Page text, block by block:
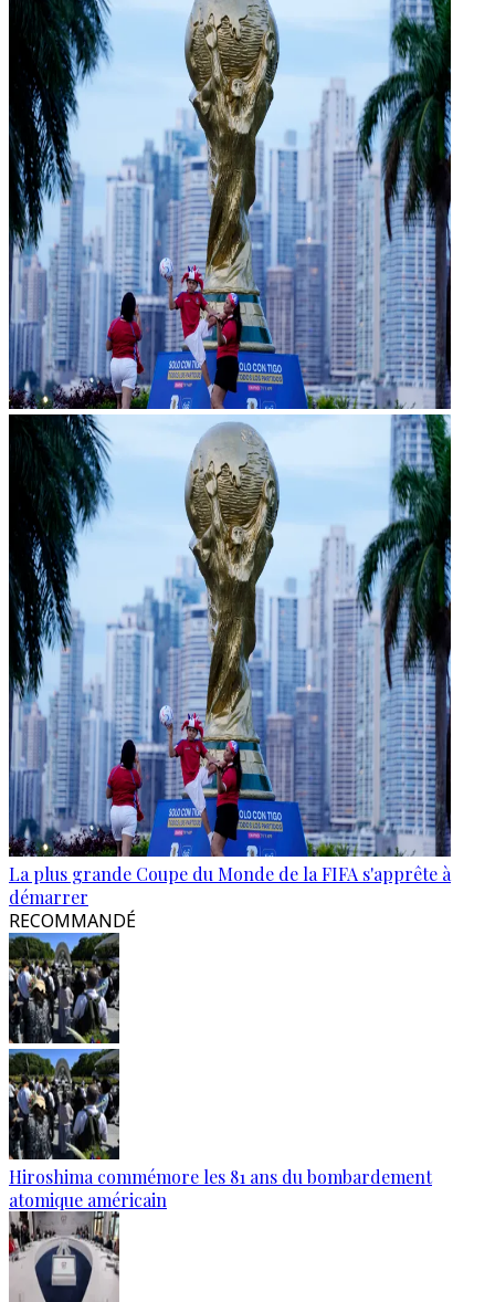
La plus grande Coupe du Monde de la FIFA s'apprête à
démarrer
RECOMMANDÉ
Hiroshima commémore les 81 ans du bombardement
atomique américain